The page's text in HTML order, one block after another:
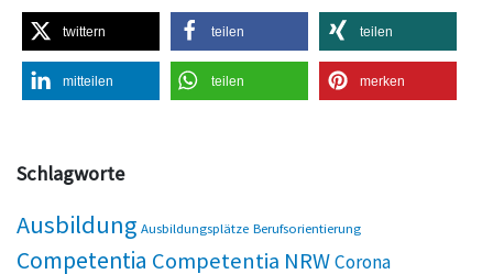
twittern teilen teilen
mitteilen teilen merken
Schlagworte
Ausbildung Ausbildungsplätze Berufsorientierung
Competentia Competentia NRWCorona